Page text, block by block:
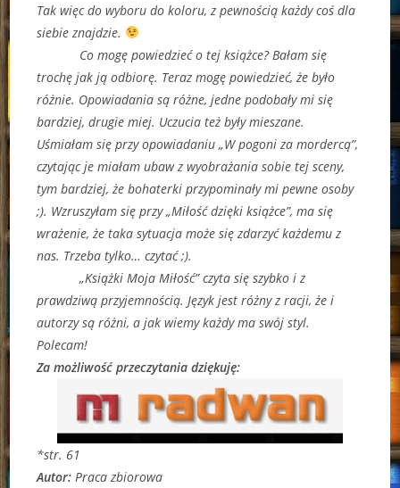
Tak więc do wyboru do koloru, z pewnością każdy coś dla
siebie znajdzie.
Co mogę powiedzieć o tej książce? Bałam się
trochę jak ją odbiorę. Teraz mogę powiedzieć, że było
różnie. Opowiadania są różne, jedne podobały mi się
bardziej, drugie miej. Uczucia też były mieszane.
Uśmiałam się przy opowiadaniu „W pogoni za mordercą”,
czytając je miałam ubaw z wyobrażania sobie tej sceny,
tym bardziej, że bohaterki przypominały mi pewne osoby
;). Wzruszyłam się przy „Miłość dzięki książce”, ma się
wrażenie, że taka sytuacja może się zdarzyć każdemu z
nas. Trzeba tylko… czytać ;).
„Książki Moja Miłość” czyta się szybko i z
prawdziwą przyjemnością. Język jest różny z racji, że i
autorzy są różni, a jak wiemy każdy ma swój styl.
Polecam!
Za możliwość przeczytania dziękuję:
*str. 61
Autor: Praca zbiorowa